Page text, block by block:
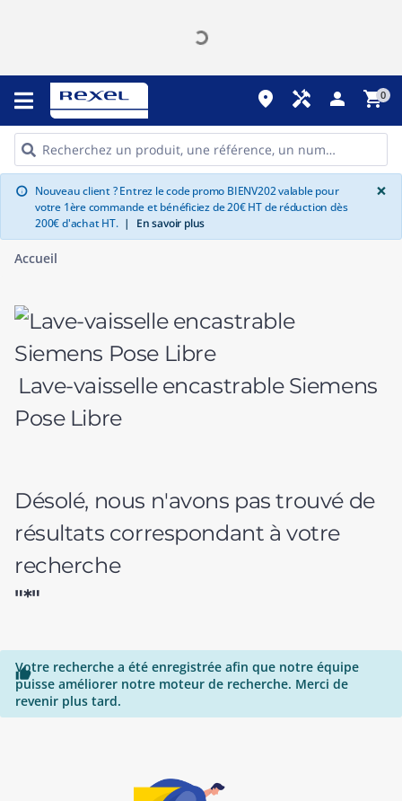
place handyman person shopping_cart0
info Nouveau client ? Entrez le code promo BIENV202 valable pour
votre 1ère commande et bénéficiez de 20€ HT de réduction dès
200€ d'achat HT. | En savoir plus
×
Accueil
Lave-vaisselle encastrable Siemens
Pose Libre
Désolé, nous n'avons pas trouvé de
résultats correspondant à votre
recherche
"*"

Votre recherche a été enregistrée afin que notre équipe
puisse améliorer notre moteur de recherche. Merci de
revenir plus tard.